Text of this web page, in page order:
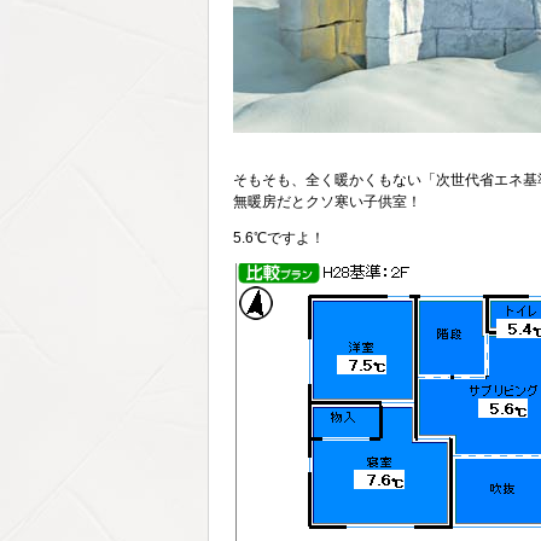
そもそも、全く暖かくもない「次世代省エネ
無暖房だとクソ寒い子供室！
5.6℃ですよ！